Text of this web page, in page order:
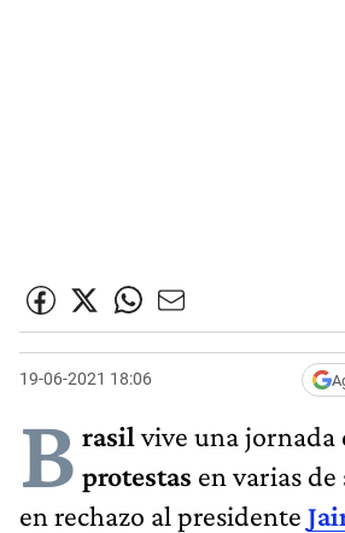
19-06-2021 18:06
B rasil vive una jornada
protestas en varias de
en rechazo al presidente